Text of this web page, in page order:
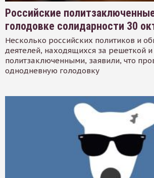
Российские
голодовке солидарности 30
Несколько российских политиков и
деятелей, находящихся за решеткой
политзаключенными, заявили, что
однодневную голодовку